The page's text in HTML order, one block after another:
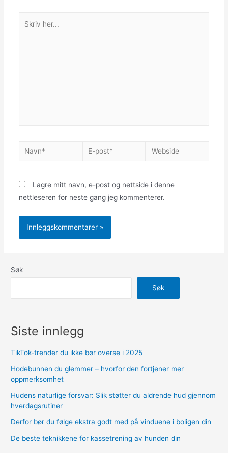
Navn*
E-
Webside
Lagre mitt navn, e-post og nettside i denne
nettleseren for neste gang jeg kommenterer.
Søk
Søk
Siste innlegg
TikTok-trender du ikke bør overse i 2025
Hodebunnen du glemmer – hvorfor den fortjener mer
oppmerksomhet
Hudens naturlige forsvar: Slik støtter du aldrende hud gjennom
hverdagsrutiner
Derfor bør du følge ekstra godt med på vinduene i boligen din
De beste teknikkene for kassetrening av hunden din